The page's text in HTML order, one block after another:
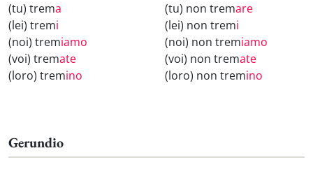
(tu) trema
(lei) tremi
(noi) tremiamo
(voi) tremate
(loro) tremino
(tu) non tremare
(lei) non tremi
(noi) non tremiamo
(voi) non tremate
(loro) non tremino
Gerundio